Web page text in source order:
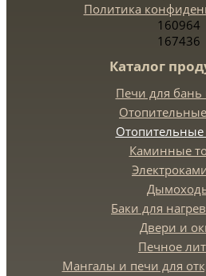
Политика
160964
167436
Каталог
Печи для бань
Отопительные
Каминные
Баки для
Двери и
Печное
Мангалы и печи для